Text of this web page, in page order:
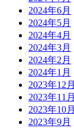
2024年6月
2024年5月
2024年4月
2024年3月
2024年2月
2024年1月
2023年12月
2023年11月
2023年10月
2023年9月